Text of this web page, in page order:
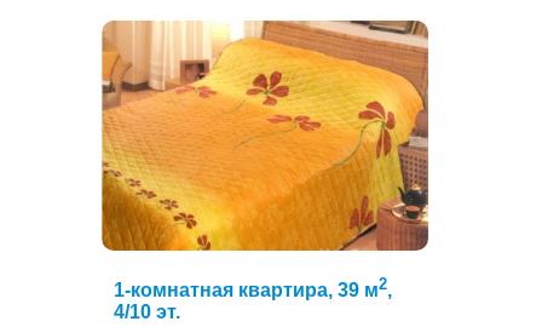
1-комнатная квартира, 39 м2,
4/10 эт.